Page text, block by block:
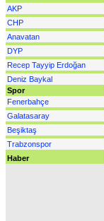
AKP
CHP
Anavatan
DYP
Recep Tayyip Erdoğan
Deniz Baykal
Spor
Fenerbahçe
Galatasaray
Beşiktaş
Trabzonspor
Haber